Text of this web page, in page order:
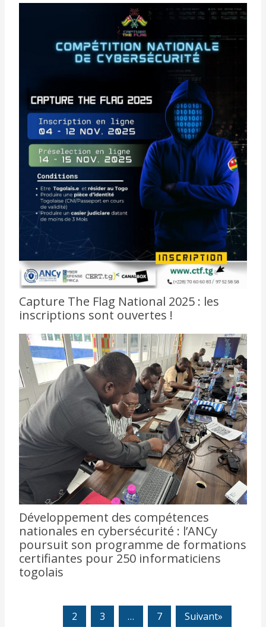
Capture The Flag National 2025 : les
inscriptions sont ouvertes !
Développement des compétences
nationales en cybersécurité : l’ANCy
poursuit son programme de formations
certifiantes pour 250 informaticiens
togolais
2 3 … 7 Suivant»